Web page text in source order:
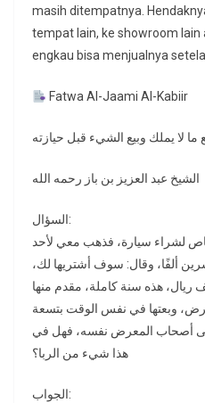
masih ditempatnya.
tempat lain, ke showroom
engkau bisa menjualnya
Fatwa Al-Jaami Al-Kabiir
ما لا يملك وبيع الشيء قبل حيازته
الشيخ عبد العزيز بن باز رحمه الله
السؤال:
لشراء سيارة، فذهب معي لأحد
ألفًا، وقال: سوف أشتريها لك،
هذه سنة كاملة، مقدم منها
وبعتها في نفس الوقت بتسعة
أصحاب المعرض نفسه، فهل في
هذا شيء من الربا؟
الجواب: